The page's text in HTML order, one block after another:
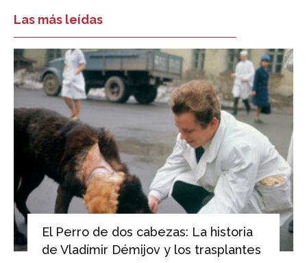
Las más leídas
El Perro de dos cabezas: La historia
de Vladímir Démijov y los trasplantes